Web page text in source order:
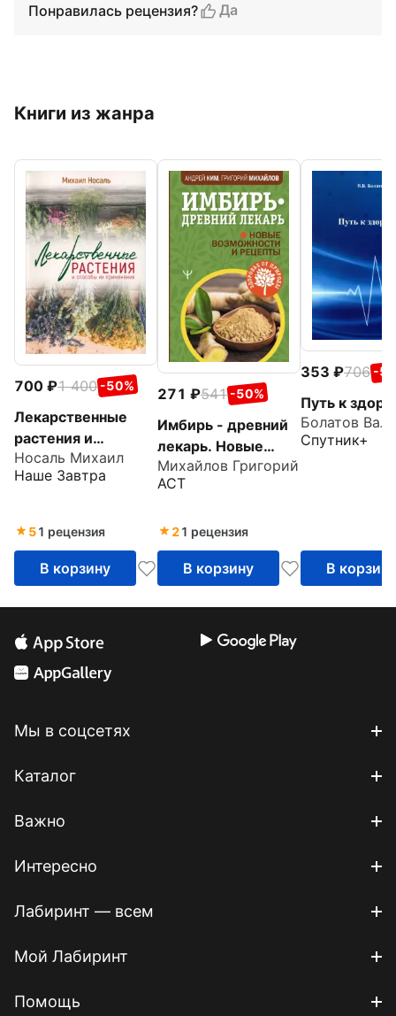
Понравилась рецензия?
Да
Книги из жанра
700 1 400 -50%
Лекарственные
растения и
способы их
применения в
Носаль Михаил
Наше Завтра
51 рецензия
В корзину
271 541 -50%
Имбирь - древний
лекарь. Новые
возможности и
рецепты
Михайлов Григорий
АСТ
21 рецензия
В корзину
353 706 -
Путь к
Спутник+
В корзину
Мы в соцсетях
Каталог
Важно
Интересно
Лабиринт — всем
Мой Лабиринт
Помощь